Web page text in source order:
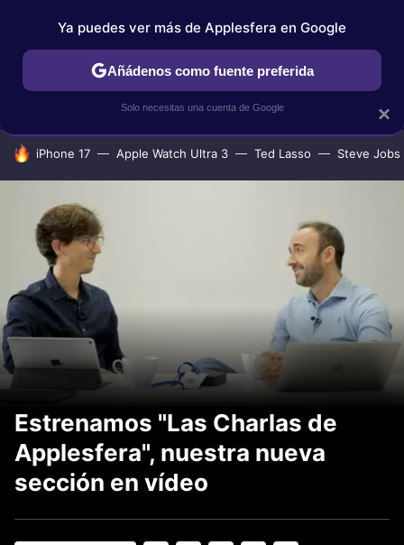
IPHONE TUTORIALES APPLESFERA SELECCIÓN
HOY SE HABLA DE
iPhone 17 Apple Watch Ultra 3 Ted Lasso Steve Jobs
Estrenamos "Las Charlas de
Applesfera", nuestra nueva
sección en vídeo
×
Ya puedes ver más de Applesfera en Google
Añádenos como fuente preferida
Solo necesitas una cuenta de Google